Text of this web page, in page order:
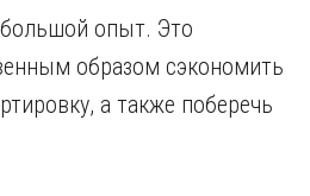
опыт. Это
образом сэкономить
а также поберечь